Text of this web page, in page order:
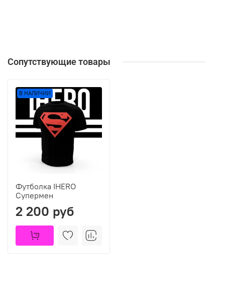
Сопутствующие товары
В НАЛИЧИИ
Футболка IHERO
Супермен
2 200 руб